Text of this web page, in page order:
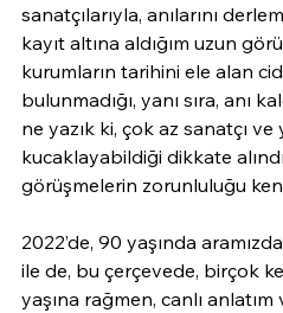
sanatçılarıyla, anılarını
kayıt altına aldığım uzun
kurumların tarihini ele alan
bulunmadığı, yanı sıra, anı
ne yazık ki, çok az sanatçı
kucaklayabildiği dikkate
görüşmelerin zorunluluğu
2022’de, 90 yaşında
ile de, bu çerçevede, birçok
yaşına rağmen, canlı